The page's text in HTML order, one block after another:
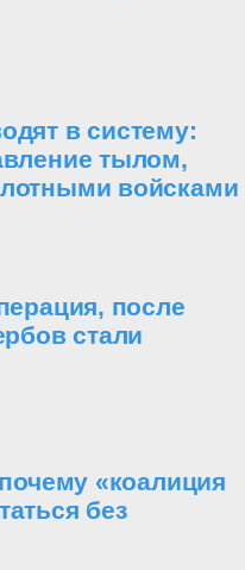
в систему:
тылом,
войсками
после
стали
«коалиция
без